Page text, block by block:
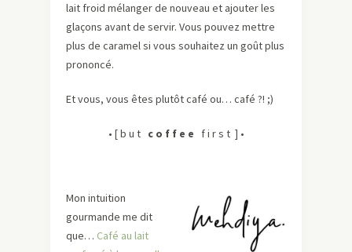
lait froid mélanger de nouveau et ajouter les
glaçons avant de servir. Vous pouvez mettre
plus de caramel si vous souhaitez un goût plus
prononcé.
Et vous, vous êtes plutôt café ou… café ?! ;)
• [ b u t c o f f e e f i r s t ] •
Mon intuition
gourmande me dit
que… Café au lait